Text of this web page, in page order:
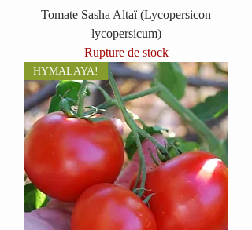
Tomate Sasha Altaï (Lycopersicon
lycopersicum)
Rupture de stock
HYMALAYA!